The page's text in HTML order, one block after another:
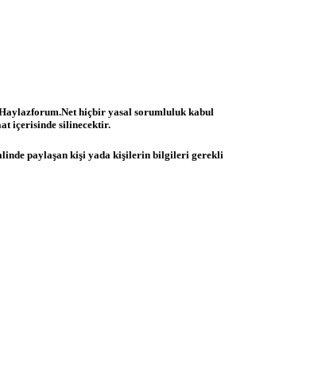
hiçbir yasal sorumluluk kabul
içerisinde silinecektir.
paylaşan kişi yada kişilerin bilgileri gerekli